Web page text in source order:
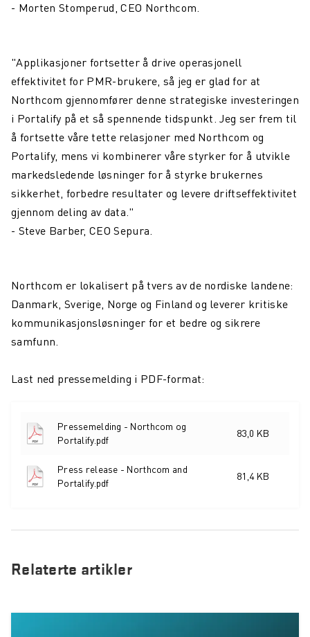
- Morten Stomperud, CEO Northcom.
"Applikasjoner fortsetter å drive operasjonell
effektivitet for PMR-brukere, så jeg er glad for at
Northcom gjennomfører denne strategiske investeringen
i Portalify på et så spennende tidspunkt. Jeg ser frem til
å fortsette våre tette relasjoner med Northcom og
Portalify, mens vi kombinerer våre styrker for å utvikle
markedsledende løsninger for å styrke brukernes
sikkerhet, forbedre resultater og levere driftseffektivitet
gjennom deling av data."
- Steve Barber, CEO Sepura.
Northcom er lokalisert på tvers av de nordiske landene:
Danmark, Sverige, Norge og Finland og leverer kritiske
kommunikasjonsløsninger for et bedre og sikrere
samfunn.
Last ned pressemelding i PDF-format:
Pressemelding - Northcom og
Portalify.pdf
83,0 KB
Press release - Northcom and
Portalify.pdf
81,4 KB
Relaterte artikler